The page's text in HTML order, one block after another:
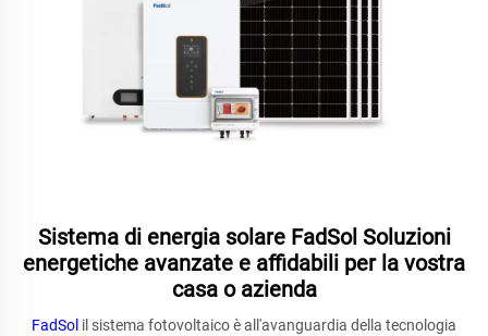
Sistema di energia solare FadSol Soluzioni
energetiche avanzate e affidabili per la vostra
casa o azienda
FadSol il sistema fotovoltaico è all'avanguardia della tecnologia